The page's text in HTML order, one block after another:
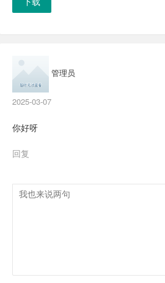
管理员
2025-03-07
你好呀
回复